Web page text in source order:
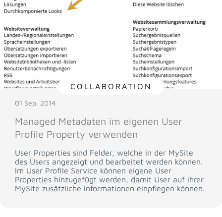
COLLABORATION
01 Sep. 2014
Managed Metadaten im eigenen User
Profile Property verwenden
User Properties sind Felder, welche in der MySite
des Users angezeigt und bearbeitet werden können.
Im User Profile Service können eigene User
Properties hinzugefügt werden, damit User auf ihrer
MySite zusätzliche Informationen einpflegen können.